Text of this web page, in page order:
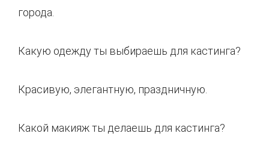
города.
Какую одежду ты выбираешь для кастинга?
Красивую, элегантную, праздничную.
Какой макияж ты делаешь для кастинга?